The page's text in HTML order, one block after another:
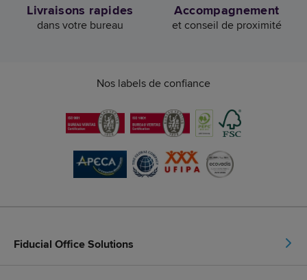
Livraisons rapides
dans votre bureau
Accompagnement
et conseil de proximité
Nos labels de confiance
Fiducial Office Solutions